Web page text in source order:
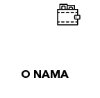
O NAMA